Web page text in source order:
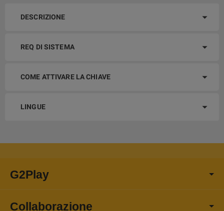
DESCRIZIONE
REQ DI SISTEMA
COME ATTIVARE LA CHIAVE
LINGUE
G2Play
Collaborazione